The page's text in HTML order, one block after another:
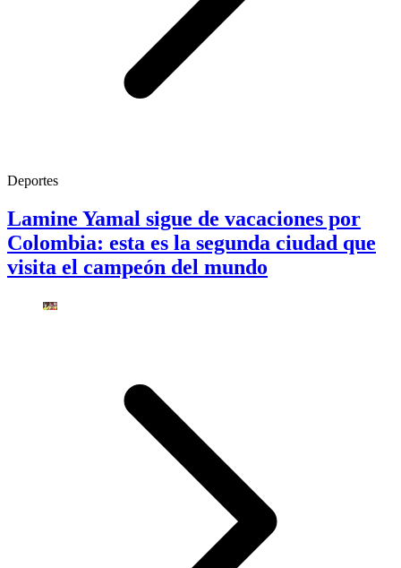
Deportes
Lamine Yamal sigue de vacaciones por
Colombia: esta es la segunda ciudad que
visita el campeón del mundo